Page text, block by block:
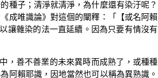
種子；清淨就清淨，為什麼還有染汙呢？
成唯識論》對這個的闡釋：「【或名阿賴
讓雜染的法一直延續。因為只要有情沒有
，善不善業的未來異時而成熟了，或種種
阿賴耶識，因地當然也可以稱為異熟識。